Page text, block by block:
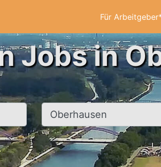
Für
Jobs in
Ort, Stadt